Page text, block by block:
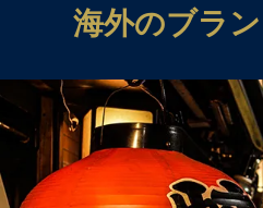
海外のブラ